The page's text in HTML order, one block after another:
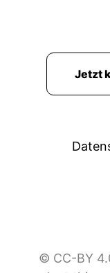
Jetzt
© CC-BY